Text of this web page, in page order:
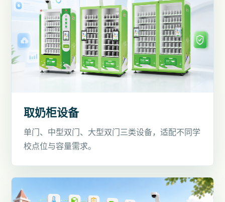
取奶柜设备
单门、中型双门、大型双门三类设备，适配不同学
校点位与容量需求。